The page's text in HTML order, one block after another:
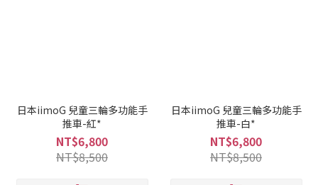
日本iimoG 兒童三輪多功能手
推車-紅*
NT$6,800
NT$8,500
日本iimoG 兒童三輪多功能手
推車-白*
NT$6,800
NT$8,500